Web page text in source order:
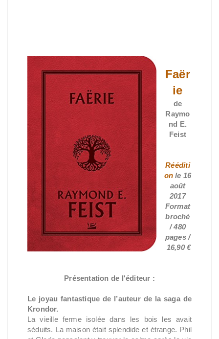
Faër
ie
de
Raymo
nd E.
Feist
Rééditi
on le 16
août
2017
Format
broché
/ 480
pages /
16,90 €
Présentation de l'éditeur :
Le joyau fantastique de l’auteur de la saga de
Krondor.
La vieille ferme isolée dans les bois les avait
séduits. La maison était splendide et étrange. Phil